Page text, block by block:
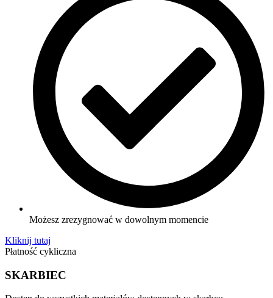
Możesz zrezygnować w dowolnym momencie
Kliknij tutaj
Płatność cykliczna
SKARBIEC